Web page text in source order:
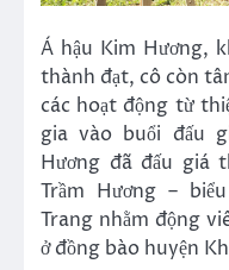
Á hậu Kim Hương,
thành đạt, cô còn
các hoạt động từ
gia vào buổi đấu
Hương đã đấu giá
Trầm Hương –
Trang nhằm động
ở đồng bào huyện